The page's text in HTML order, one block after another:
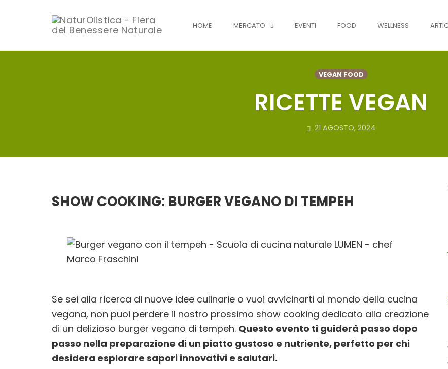
HOME MERCATO EVENTI FOOD WELLNESS
VEGAN FOOD
RICETTE VEGAN
21 AGOSTO, 2024
SHOW COOKING: BURGER VEGANO DI TEMPEH
Se sei alla ricerca di nuove idee culinarie o vuoi avvicinarti al mondo della cucina
vegana, non puoi perdere il nostro prossimo show cooking dedicato alla creazione
di un delizioso burger vegano di tempeh. Questo evento ti guiderà passo dopo
passo nella preparazione di un piatto gustoso e nutriente, perfetto per chi
desidera esplorare sapori innovativi e salutari.